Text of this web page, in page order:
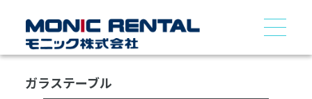
ガラステーブル